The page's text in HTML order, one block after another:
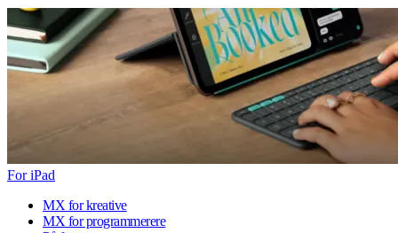
For iPad
MX for kreative
MX for programmerere